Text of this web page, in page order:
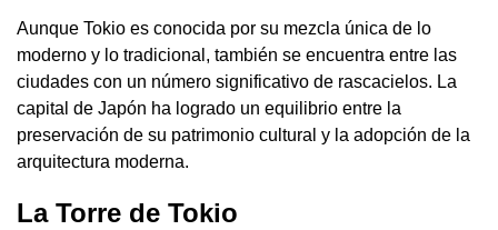
Aunque Tokio es conocida por su mezcla única de lo
moderno y lo tradicional, también se encuentra entre las
ciudades con un número significativo de rascacielos. La
capital de Japón ha logrado un equilibrio entre la
preservación de su patrimonio cultural y la adopción de la
arquitectura moderna.
La Torre de Tokio